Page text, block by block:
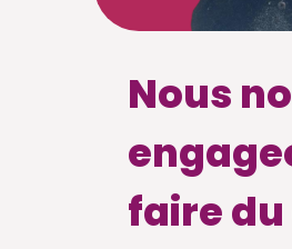
Nous
faire